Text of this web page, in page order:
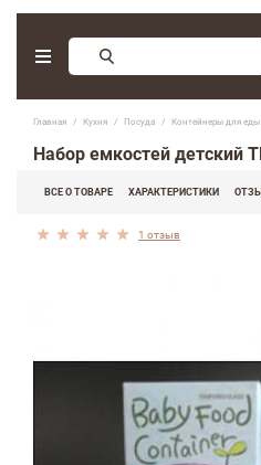
Главная Кухня Посуда Контейнеры для еды
Набор емкостей детский
ВСЕ О ТОВАРЕ ХАРАКТЕРИСТИКИ
1 отзыв
Заказ обратного звонка
(097) 416-90-
(066) 339-07-